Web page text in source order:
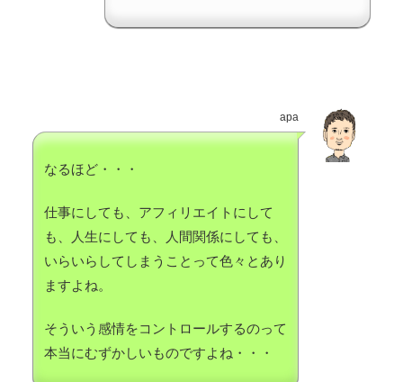
apa
なるほど・・・
仕事にしても、アフィリエイトにして
も、人生にしても、人間関係にしても、
いらいらしてしまうことって色々とあり
ますよね。
そういう感情をコントロールするのって
本当にむずかしいものですよね・・・